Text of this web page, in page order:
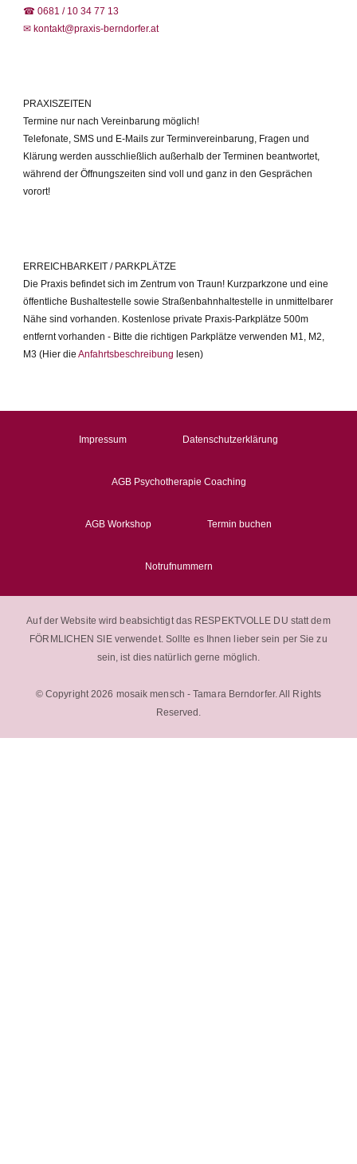
☎ 0681 / 10 34 77 13
✉ kontakt@praxis-berndorfer.at
PRAXISZEITEN
Termine nur nach Vereinbarung möglich!
Telefonate, SMS und E-Mails zur Terminvereinbarung, Fragen und
Klärung werden ausschließlich außerhalb der Terminen beantwortet,
während der Öffnungszeiten sind voll und ganz in den Gesprächen
vorort!
ERREICHBARKEIT / PARKPLÄTZE
Die Praxis befindet sich im Zentrum von Traun! Kurzparkzone und eine
öffentliche Bushaltestelle sowie Straßenbahnhaltestelle in unmittelbarer
Nähe sind vorhanden. Kostenlose private Praxis-Parkplätze 500m
entfernt vorhanden - Bitte die richtigen Parkplätze verwenden M1, M2,
M3 (Hier die Anfahrtsbeschreibung lesen)
Impressum Datenschutzerklärung
AGB Psychotherapie Coaching
AGB Workshop Termin buchen
Notrufnummern
Auf der Website wird beabsichtigt das RESPEKTVOLLE DU statt dem
FÖRMLICHEN SIE verwendet. Sollte es Ihnen lieber sein per Sie zu
sein, ist dies natürlich gerne möglich.
© Copyright 2026 mosaik mensch - Tamara Berndorfer. All Rights
Reserved.